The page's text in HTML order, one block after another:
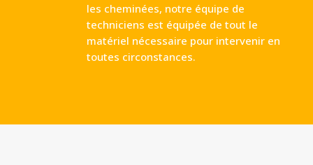
les cheminées, notre équipe de
techniciens est équipée de tout le
matériel nécessaire pour intervenir en
toutes circonstances.